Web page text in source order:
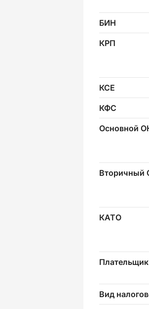
БИН
КРП
КСЕ
КФС
Основной
Вторичный
КАТО
Вид